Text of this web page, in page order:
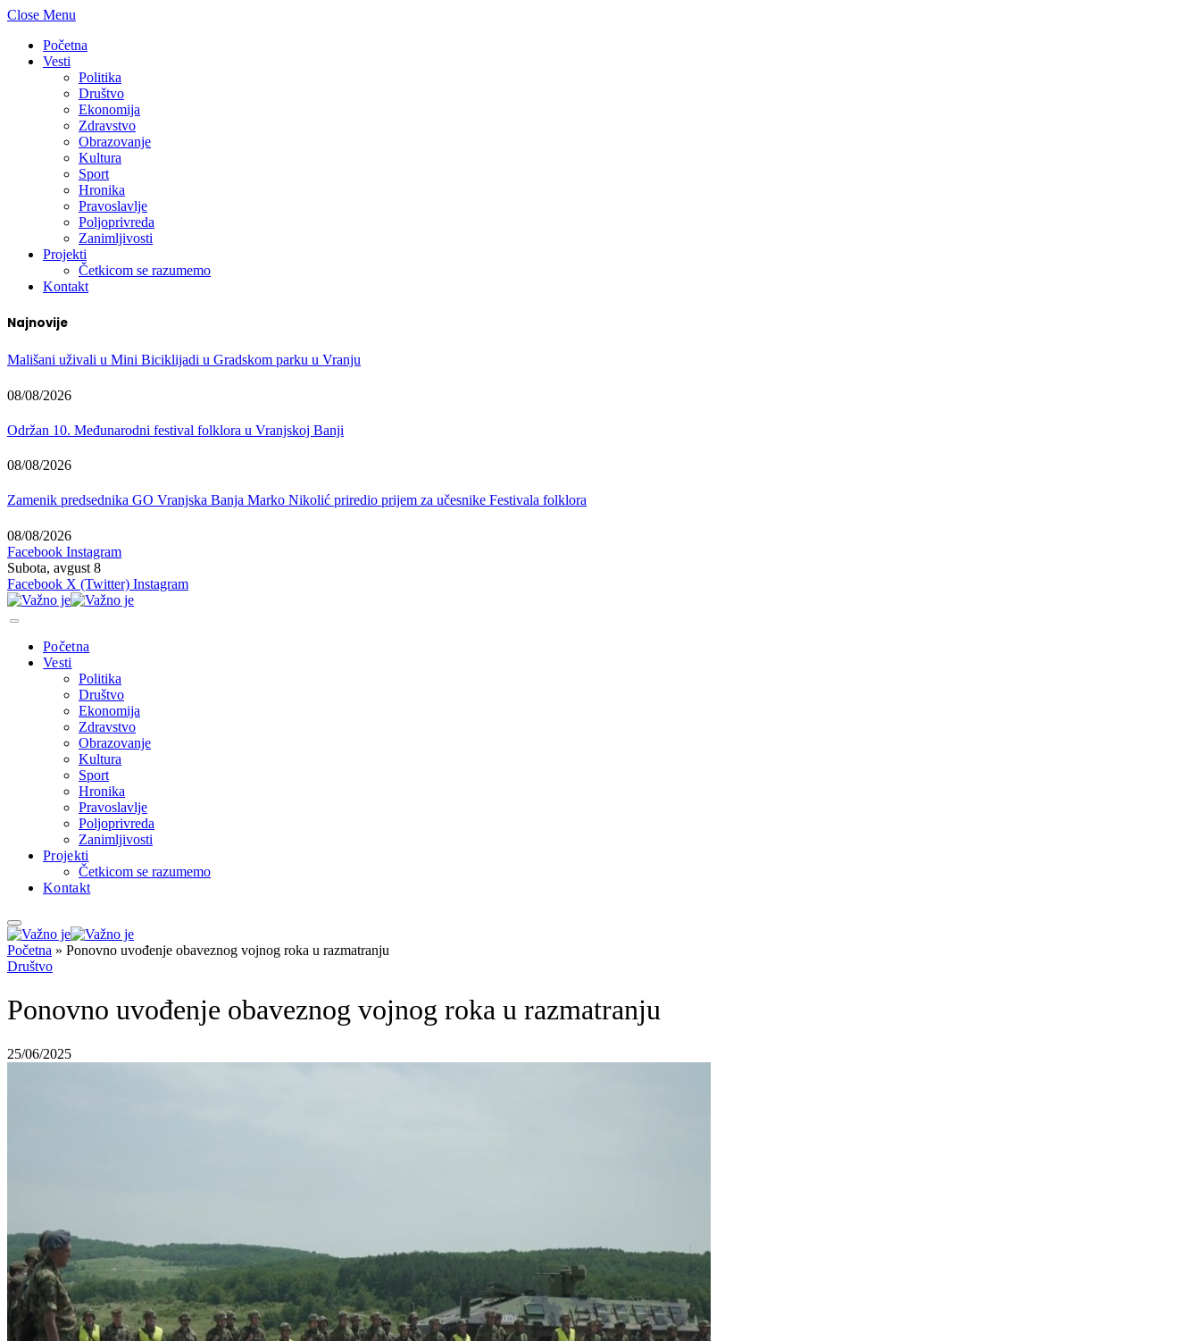
Close Menu
Početna
Vesti
Politika
Društvo
Ekonomija
Zdravstvo
Obrazovanje
Kultura
Sport
Hronika
Pravoslavlje
Poljoprivreda
Zanimljivosti
Projekti
Četkicom se razumemo
Kontakt
Najnovije
Mališani uživali u Mini Biciklijadi u Gradskom parku u Vranju
08/08/2026
Održan 10. Međunarodni festival folklora u Vranjskoj Banji
08/08/2026
Zamenik predsednika GO Vranjska Banja Marko Nikolić priredio prijem za učesnike Festivala folklora
08/08/2026
Facebook Instagram
Subota, avgust 8
Facebook X (Twitter) Instagram
Početna
Vesti
Politika
Društvo
Ekonomija
Zdravstvo
Obrazovanje
Kultura
Sport
Hronika
Pravoslavlje
Poljoprivreda
Zanimljivosti
Projekti
Četkicom se razumemo
Kontakt
Početna » Ponovno uvođenje obaveznog vojnog roka u razmatranju
Društvo
Ponovno uvođenje obaveznog vojnog roka u razmatranju
25/06/2025